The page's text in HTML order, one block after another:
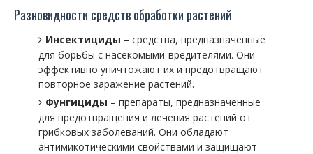
Разновидности средств обработки растений
Инсектициды – средства, предназначенные
для борьбы с насекомыми-вредителями. Они
эффективно уничтожают их и предотвращают
повторное заражение растений.
Фунгициды – препараты, предназначенные
для предотвращения и лечения растений от
грибковых заболеваний. Они обладают
антимикотическими свойствами и защищают